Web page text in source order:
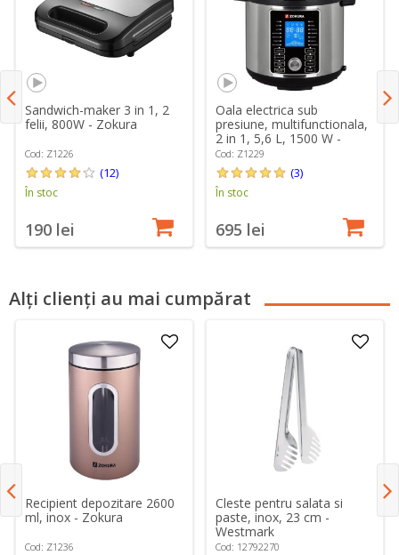
Sandwich-maker 3 in 1, 2
felii, 800W - Zokura
Cod: Z1226
(12)
În stoc
190 lei
Oala electrica sub
presiune, multifunctionala,
2 in 1, 5,6 L, 1500 W -
Zokura
Cod: Z1229
(3)
În stoc
695 lei
Alți clienți au mai cumpărat
Recipient depozitare 2600
ml, inox - Zokura
Cod: Z1236
Cleste pentru salata si
paste, inox, 23 cm -
Westmark
Cod: 12792270